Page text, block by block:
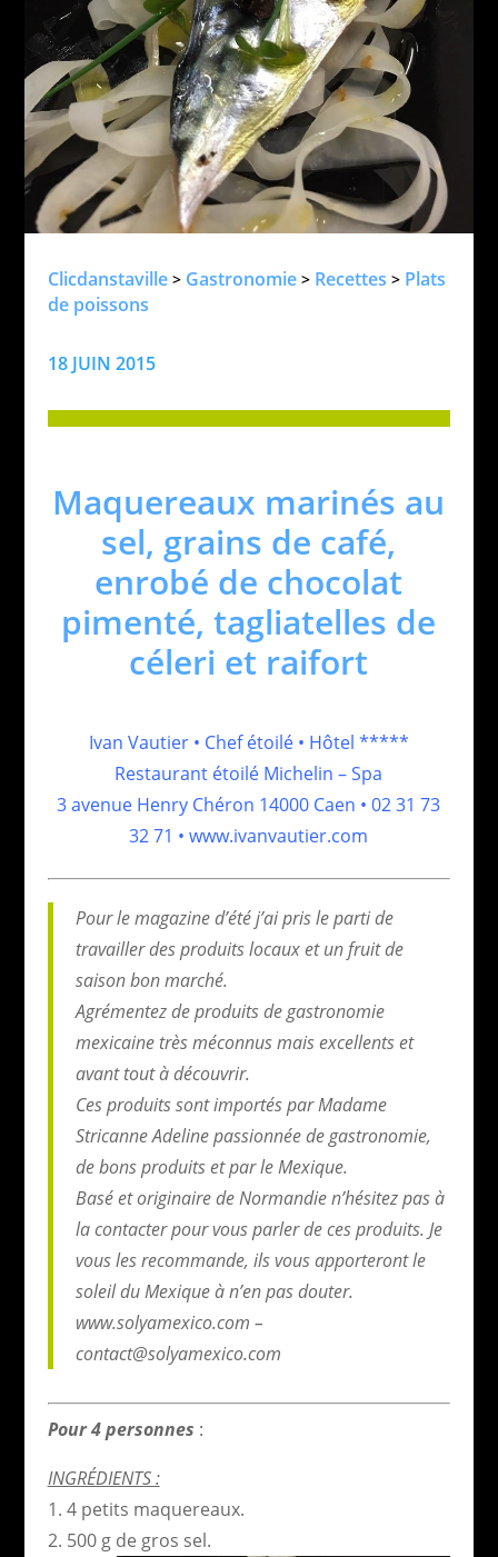
Clicdanstaville> Gastronomie> Recettes > Plats
de poissons
18 JUIN 2015
Maquereaux marinés au
sel, grains de café,
enrobé de chocolat
pimenté, tagliatelles de
céleri et raifort
Ivan Vautier • Chef étoilé • Hôtel *****
Restaurant étoilé Michelin – Spa
3 avenue Henry Chéron 14000 Caen • 02 31 73
32 71 • www.ivanvautier.com
Pour le magazine d’été j’ai pris le parti de
travailler des produits locaux et un fruit de
saison bon marché.
Agrémentez de produits de gastronomie
mexicaine très méconnus mais excellents et
avant tout à découvrir.
Ces produits sont importés par Madame
Stricanne Adeline passionnée de gastronomie,
de bons produits et par le Mexique.
Basé et originaire de Normandie n’hésitez pas à
la contacter pour vous parler de ces produits. Je
vous les recommande, ils vous apporteront le
soleil du Mexique à n’en pas douter.
www.solyamexico.com –
contact@solyamexico.com
Pour 4 personnes :
INGRÉDIENTS :
1. 4 petits maquereaux.
2. 500 g de gros sel.